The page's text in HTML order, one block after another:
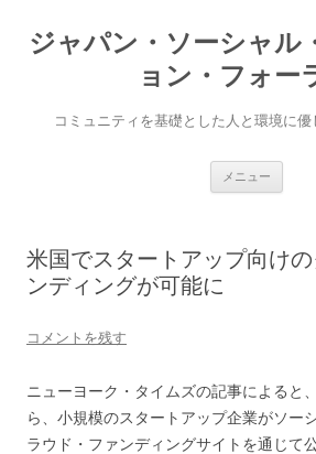
ジャパン・ソーシャル
ョン・フォー
コミュニティを基礎とした人と環境に
メニュー
ス
米国でスタートアップ向け
ンディングが可能に
コメントを残す
ニューヨーク・タイムズの記事によると
ら、小規模のスタートアップ企業がソー
ラウド・ファンディングサイトを通じて